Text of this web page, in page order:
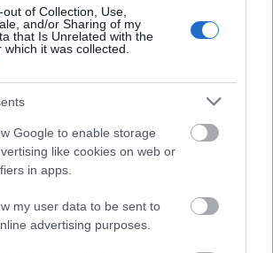
of Collection, Use,
and/or Sharing of my
that Is Unrelated with the
it was collected.
Google to enable storage
like cookies on web or
in apps.
my user data to be sent to
advertising purposes.
για τις καλοκαιρινές αποδράσεις,
λίγες τοπικές βροχέςκαι
τους δυνατούς βοριάδες
Αγγλικών σε
στα χέρια σας